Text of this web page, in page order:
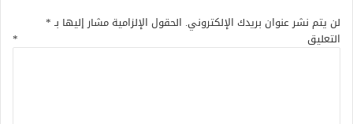
لن يتم نشر عنوان بريدك الإلكتروني. الحقول الإلزامية مشار إليها بـ*
التعليق *